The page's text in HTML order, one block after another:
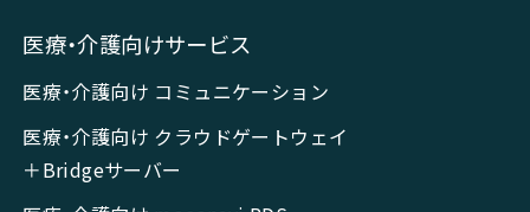
医療・介護向けサービス
医療・介護向け コミュニケーション
医療・介護向け クラウドゲートウェイ
＋Bridgeサーバー